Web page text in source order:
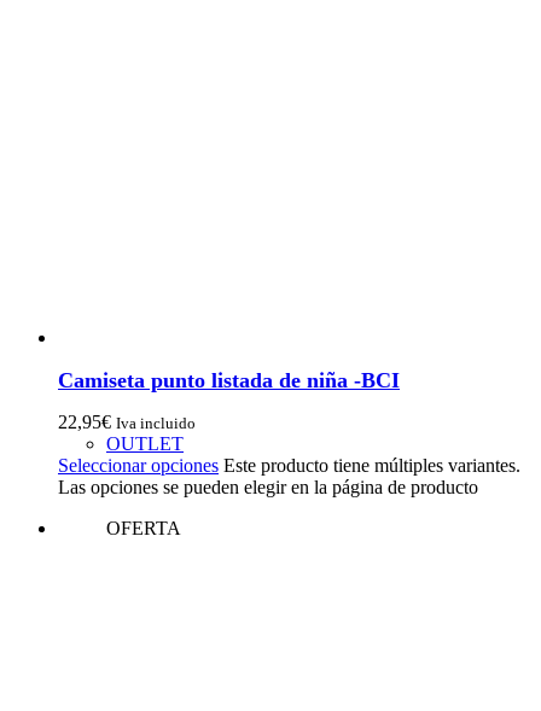
Camiseta punto listada de niña -BCI
22,95€ Iva incluido
OUTLET
Seleccionar opciones Este producto tiene múltiples variantes.
Las opciones se pueden elegir en la página de producto
OFERTA